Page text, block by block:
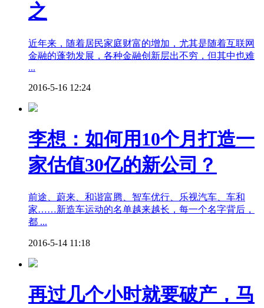
之
近年来，随着居民家庭财富的增加，尤其是随着互联网
金融的蓬勃发展，各种金融创新层出不穷，但其中也难
...
2016-5-16 12:24
李想：如何用10个月打造一
家估值30亿的新公司？
前途、蔚来、和谐富腾、智车优行、乐视汽车、车和
家……新造车运动的名单越来越长，每一个名字背后，
都 ...
2016-5-14 11:18
再过几个小时就要破产，马